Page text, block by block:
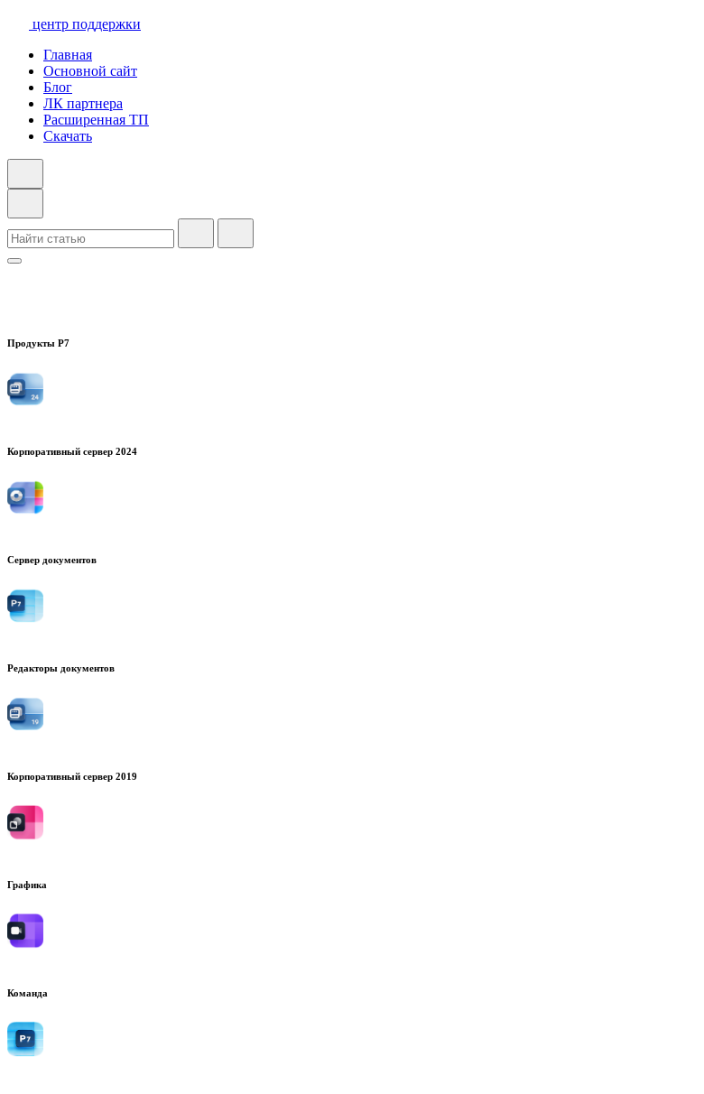
центр поддержки
Главная
Основной сайт
Блог
ЛК партнера
Расширенная ТП
Скачать
Продукты Р7
Корпоративный сервер 2024
Сервер документов
Редакторы документов
Корпоративный сервер 2019
Графика
Команда